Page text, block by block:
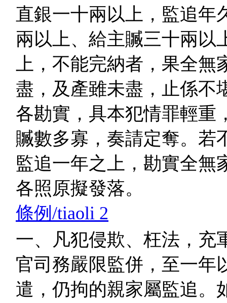
直銀一十兩以上，監追年
兩以上、給主贓三十兩以
上，不能完納者，果全無
盡，及產雖未盡，止係不
各勘實，具本犯情罪輕重
贓數多寡，奏請定奪。若
監追一年之上，勘實全無
各照原擬發落。
條例/tiaoli 2
一、凡犯侵欺、枉法，充
官司務嚴限監併，至一年
遣，仍拘的親家屬監追。